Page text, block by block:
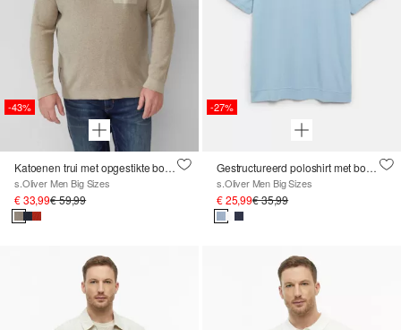
-43%
Katoenen trui met opgestikte borstzak
s.Oliver Men Big Sizes
€ 33,99€ 59,99
-27%
Gestructureerd poloshirt met boorden
s.Oliver Men Big Sizes
€ 25,99€ 35,99